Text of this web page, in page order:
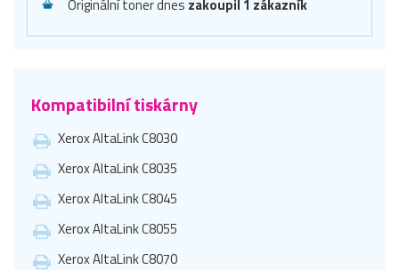
Originální toner dnes zakoupil 1 zákazník
Kompatibilní tiskárny
Xerox AltaLink C8030
Xerox AltaLink C8035
Xerox AltaLink C8045
Xerox AltaLink C8055
Xerox AltaLink C8070